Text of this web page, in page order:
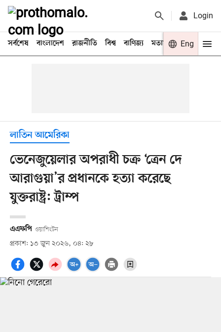
Login
সর্বশেষ বাংলাদেশ রাজনীতি বিশ্ব বাণিজ্য মতামত খেলা
Eng
লাতিন আমেরিকা
ভেনেজুয়েলার অপরাধী চক্র ‘ত্রেন দে
আরাগুয়া’র প্রধানকে হত্যা করেছে
যুক্তরাষ্ট্র: ট্রাম্প
এএফপি ওয়াশিংটন
প্রকাশ: ১৩ জুন ২০২৬, ০৪: ২৮